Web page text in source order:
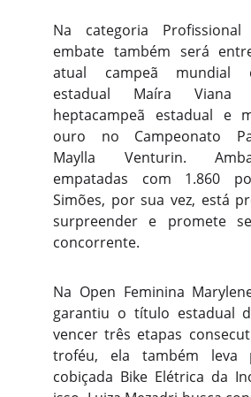
Na categoria
embate também será
atual campeã mundial
estadual Maíra Viana
heptacampeã estadual e
ouro no Campeonato
Maylla Venturin.
empatadas com 1.860
Simões, por sua vez, está
surpreender e promete
concorrente.
Na Open Feminina
garantiu o título estadual
vencer três etapas
troféu, ela também leva
cobiçada Bike Elétrica da